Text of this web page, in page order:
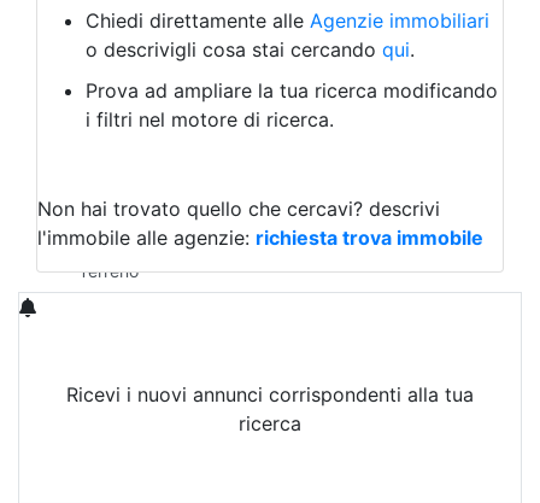
Albergo
Laboratorio Artigianale
Negozio/locale commerciale
Agriturismo
Magazzini
Qualsiasi
Terreno edificabile
Terreno
Chiedi direttamente alle Agenzie immobiliari
o descrivigli cosa stai cercando qui.
Prova ad ampliare la tua ricerca modificando
i filtri nel motore di ricerca.
Non hai trovato quello che cercavi? descrivi
l'immobile alle agenzie: richiesta trova immobile
Ricevi i nuovi annunci corrispondenti alla tua
ricerca